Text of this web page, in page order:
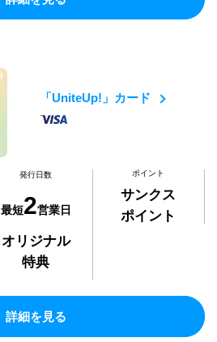
「UniteUp!」カード
発行日数
最短2営業日
ポイント
サンクス
ポイント
オリジナル
特典
詳細を見る